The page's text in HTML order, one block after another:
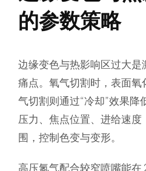
的参数策略
边缘变色与热影响区过大
痛点。氧气切割时，表面
气切割则通过“冷却”效果降
压力、焦点位置、进给速度
围，控制色变与变形。
高压氮气配合较窄喷嘴能在